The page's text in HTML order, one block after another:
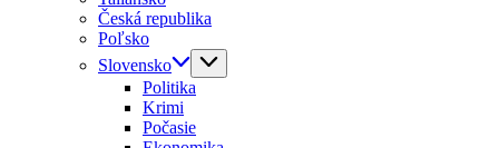
Česká republika
Poľsko
Slovensko
Politika
Krimi
Počasie